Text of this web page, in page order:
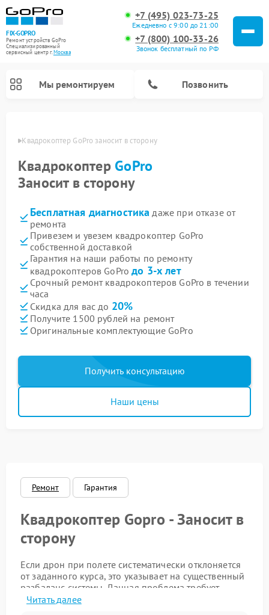
FIX-GOPRO
Ремонт устройств GoPro
Специализированный
cервисный центр г.Москва
+7 (495) 023-73-25
Ежедневно с 9:00 до 21:00
+7 (800) 100-33-26
Звонок бесплатный по РФ
Мы ремонтируем Позвонить
Квадрокоптер GoPro заносит в сторону
Квадрокоптер GoPro
Заносит в сторону
Бесплатная диагностика даже при отказе от
ремонта
Привезем и увезем квадрокоптер GoPro
собственной доставкой
Гарантия на наши работы по ремонту
квадрокоптеров GoProдо 3-х лет
Срочный ремонт квадрокоптеров GoPro в течении
часа
Скидка для вас до 20%
Получите 1500 рублей на ремонт
Оригинальные комплектующие GoPro
Получить консультацию
Наши цены
Ремонт Гарантия
Квадрокоптер Gopro - Заносит в
сторону
Если дрон при полете систематически отклоняется
от заданного курса, это указывает на существенный
разбаланс системы. Данная проблема требует
профессионального вмешательства. Правильный
Читать далее